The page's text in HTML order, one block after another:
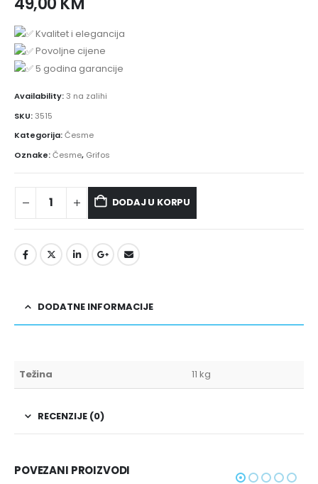
Kvalitet i elegancija
Povoljne cijene
5 godina garancije
Availability:3 na zalihi
SKU:3515
Kategorija:Česme
Oznake:Česme, Grifos
DODAJ U KORPU
DODATNE INFORMACIJE
Težina 11 kg
RECENZIJE (0)
POVEZANI PROIZVODI